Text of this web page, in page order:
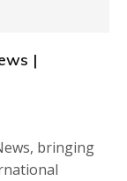
|
bringing